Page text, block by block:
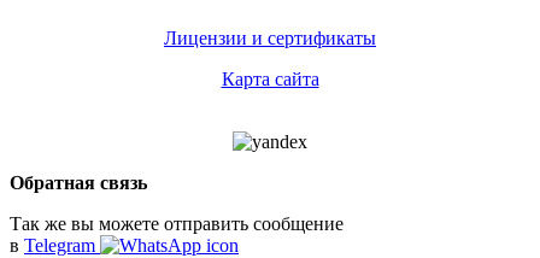
Лицензии и сертификаты
Карта сайта
Обратная связь
Так же вы можете отправить сообщение
в Telegram